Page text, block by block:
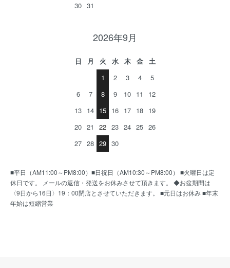
30 31
2026年9月
日 月 火 水 木 金
土
1
2 3 4
5
6
7 8 9 10 11
12
13 14 15 16 17 18 19
20 21 22 23 24 25 26
27 28 29 30
■平日（AM11:00～PM8:00）■日祝日（AM10:30～PM8:00） ■火曜日は定
休日です。 メールの返信・発送をお休みさせて頂きます。 ◆お盆期間は
〈9日から16日〉19：00閉店とさせていただきます。 ■元日はお休み ■年末
年始は短縮営業